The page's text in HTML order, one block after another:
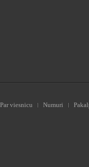
Par viesnicu Numuri